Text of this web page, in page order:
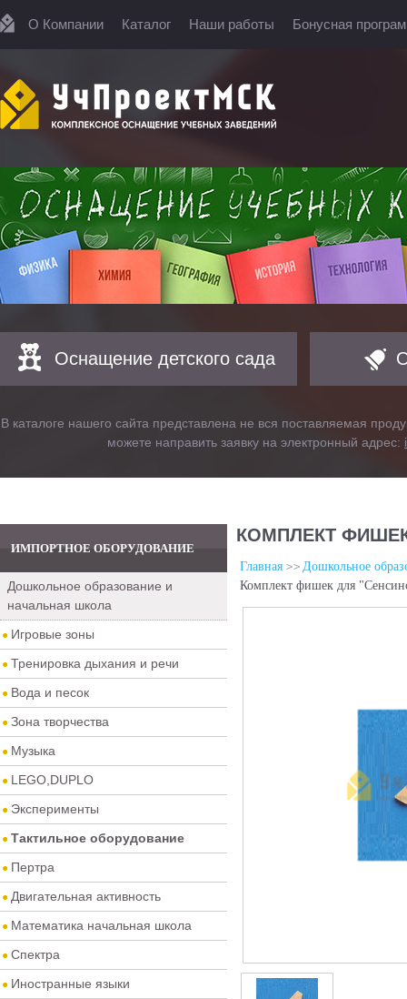
О Компании Каталог Наши работы Бонусная
Оснащение детского сада
В каталоге нашего сайта представлена не вся поставляемая
можете направить заявку на электронный адрес:
ИМПОРТНОЕ ОБОРУДОВАНИЕ
Дошкольное образование и
начальная школа
Игровые зоны
Тренировка дыхания и речи
Вода и песок
Зона творчества
Музыка
LEGO,DUPLO
Эксперименты
Тактильное оборудование
Пертра
Двигательная активность
Математика начальная школа
Спектра
Иностранные языки
КОМПЛЕКТ
Главная
Дошкольное
Комплект фишек для